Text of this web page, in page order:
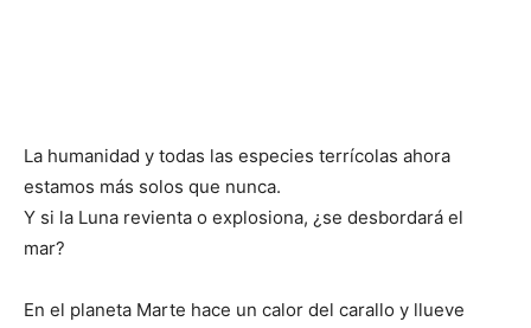
La humanidad y todas las especies terrícolas ahora
estamos más solos que nunca.
Y si la Luna revienta o explosiona, ¿se desbordará el
mar?
En el planeta Marte hace un calor del carallo y llueve